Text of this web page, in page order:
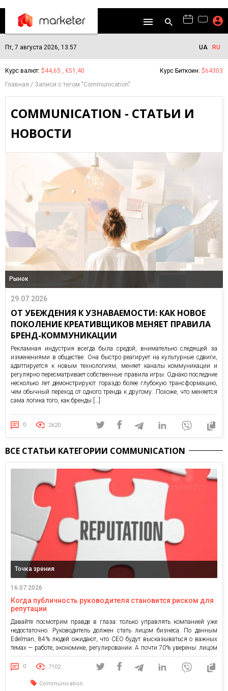
Пт, 7 августа 2026, 13:57 UA RU
Курс валют: $44,65 , €51,40 Курс Биткоин: $64303
Главная
Записи с тегом "Communication"
COMMUNICATION - СТАТЬИ И
НОВОСТИ
Рынок
29.07.2026
ОТ УБЕЖДЕНИЯ К УЗНАВАЕМОСТИ: КАК НОВОЕ
ПОКОЛЕНИЕ КРЕАТИВЩИКОВ МЕНЯЕТ ПРАВИЛА
БРЕНД-КОММУНИКАЦИИ
Рекламная индустрия всегда была средой, внимательно следящей за
изменениями в обществе. Она быстро реагирует на культурные сдвиги,
адаптируется к новым технологиям, меняет каналы коммуникации и
регулярно пересматривает собственные правила игры. Однако последние
несколько лет демонстрируют гораздо более глубокую трансформацию,
чем обычный переход от одного тренда к другому. Похоже, что меняется
сама логика того, как бренды […]
0 2620
ВСЕ СТАТЬИ КАТЕГОРИИ COMMUNICATION
Точка зрения
16.07.2026
Когда публичность руководителя становится риском для
репутации
Давайте посмотрим правде в глаза: только управлять компанией уже
недостаточно. Руководитель должен стать лицом бизнеса. По данным
Edelman, 84% людей ожидают, что CEO будут высказываться о важных
темах — работе, экономике, регулировании. А почти 70% уверены: лицом
компании должно быть первое лицо. Потому руководители ведут LinkedIn,
ходят в подкасты, дают интервью. И это действительно работает. […]
0 7102
Communication